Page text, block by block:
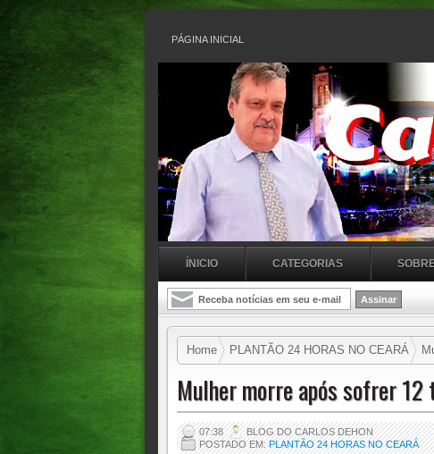
PÁGINA INICIAL
ÍNICIO CATEGORIAS
Home PLANTÃO 24 HORAS NO CEARÁ
Mulher morre após sofrer
07:38
BLOG DO CARLOS DEHON
POSTADO EM:PLANTÃO 24 HORAS NO CEARÁ